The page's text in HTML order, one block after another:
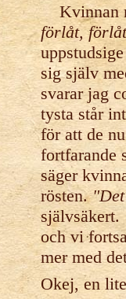
Kvinnan
förlåt,
sig själv
svarar jag
tysta står
för att de
fortfarande
säger
rösten.
självsäkert.
och vi
mer med
Okej, en